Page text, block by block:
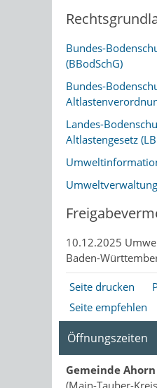
Bundes-
(BBodSchG)
Bundes-
Landes-
Altlastengesetz
10.12.2025
Baden-
Seite drucken
Seite empfehlen
Öffnungszeiten
Gemeinde Ahorn
(Main-Tauber-